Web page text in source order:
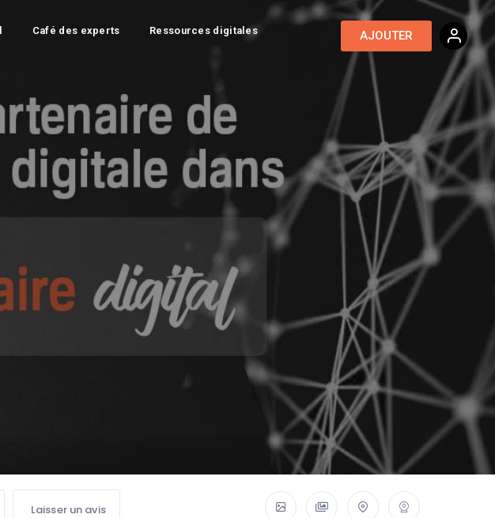
Café des experts
Ressources digitales
AJOUTER
Laisser un avis